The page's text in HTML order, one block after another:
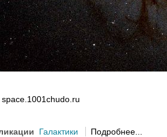
space.1001chudo.ru
Галактики Подробнее...